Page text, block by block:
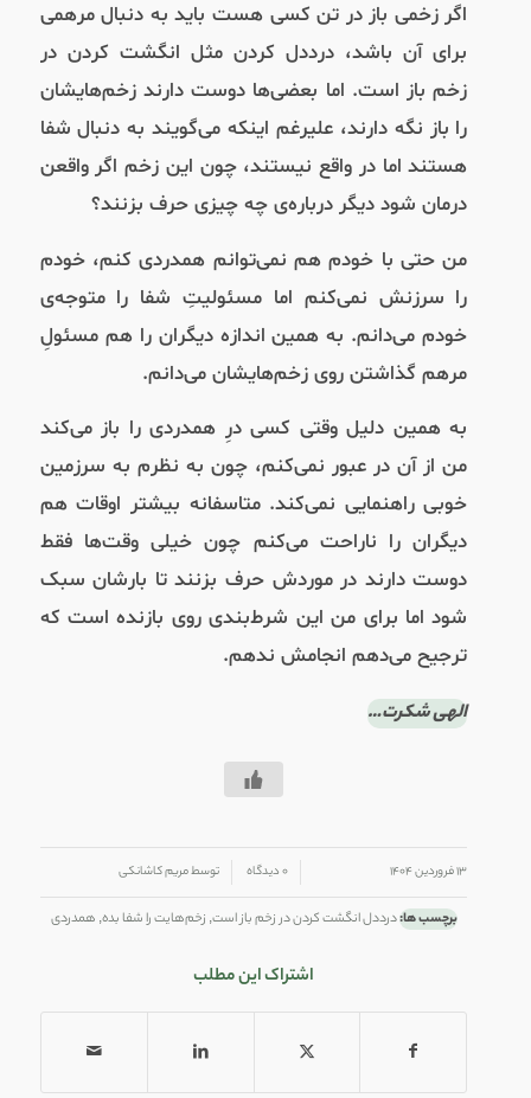
اگر زخمی باز در تن کسی هست باید به دنبال مرهمی
برای آن باشد، درددل کردن مثل انگشت کردن در
زخم باز است. اما بعضی‌ها دوست دارند زخم‌هایشان
را باز نگه دارند، علیرغم اینکه می‌گویند به دنبال شفا
هستند اما در واقع نیستند، چون این زخم اگر واقعن
درمان شود دیگر درباره‌ی چه چیزی حرف بزنند؟
من حتی با خودم هم نمی‌توانم همدردی کنم، خودم
را سرزنش نمی‌کنم اما مسئولیتِ شفا را متوجه‌ی
خودم می‌دانم. به همین اندازه دیگران را هم مسئولِ
مرهم گذاشتن روی زخم‌هایشان می‌دانم.
به همین دلیل وقتی کسی درِ همدردی را باز می‌کند
من از آن در عبور نمی‌کنم، چون به نظرم به سرزمین
خوبی راهنمایی نمی‌کند. متاسفانه بیشتر اوقات هم
دیگران را ناراحت می‌کنم چون خیلی وقت‌ها فقط
دوست دارند در موردش حرف بزنند تا بارشان سبک
شود اما برای من این شرط‌بندی روی بازنده است که
ترجیح می‌دهم انجامش ندهم.
الهی شکرت…
۱۳ فروردین ۱۴۰۴ ۰ دیدگاه توسطمریم کاشانکی
برچسب ها:درددل انگشت کردن در زخم باز است, زخم‌هایت را شفا بده, همدردی
اشتراک این مطلب